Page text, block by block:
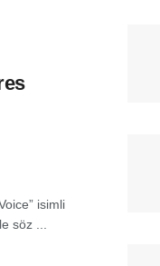
isimli
söz ...